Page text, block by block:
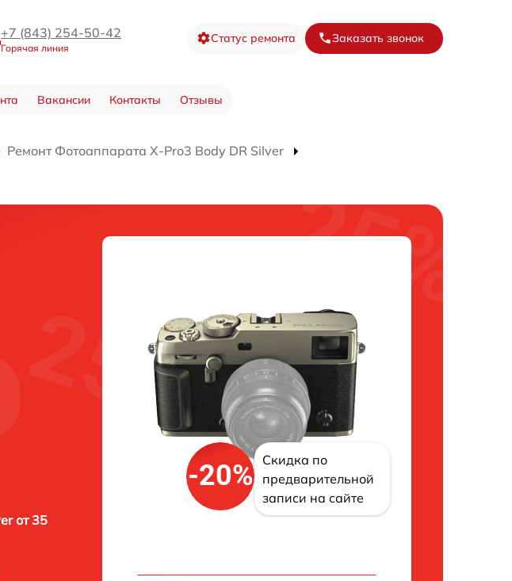
+7 (843) 254-50-42
Горячая линия
Статус ремонта Заказать звонок
Вакансии Контакты Отзывы
Ремонт Фотоаппарата X-Pro3 Body DR Silver
от 35
-20%
Скидка по
предварительной
записи на сайте